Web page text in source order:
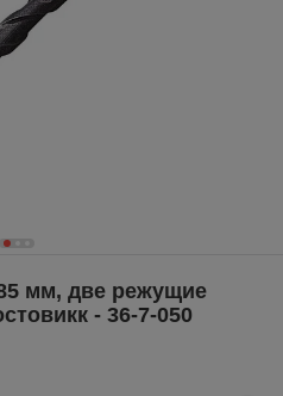
мм, две режущие
- 36-7-050